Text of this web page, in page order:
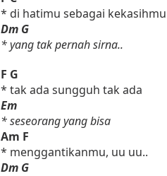
* di hatimu sebagai kekasihmu
Dm G
* yang tak pernah sirna..
F G
* tak ada sungguh tak ada
Em
* seseorang yang bisa
Am F
* menggantikanmu, uu uu..
Dm G